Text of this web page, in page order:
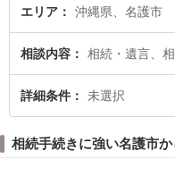
務所 名護支店の髙倉 悠甫弁護士
の弁護士を検索したい』『初回
内の弁護士に相談予約したい』
エリア 沖縄県、名護市
相談内容 相続・遺言、
詳細条件 未選択
相続手続きに強い名護市